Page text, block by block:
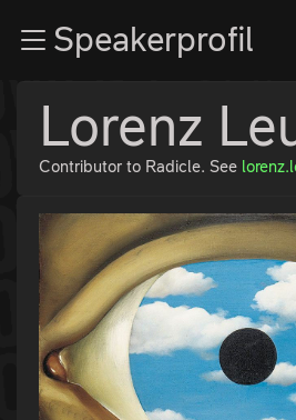
Zum InhaltSpeakerprofil
Lorenz
Contributor to Radicle. See